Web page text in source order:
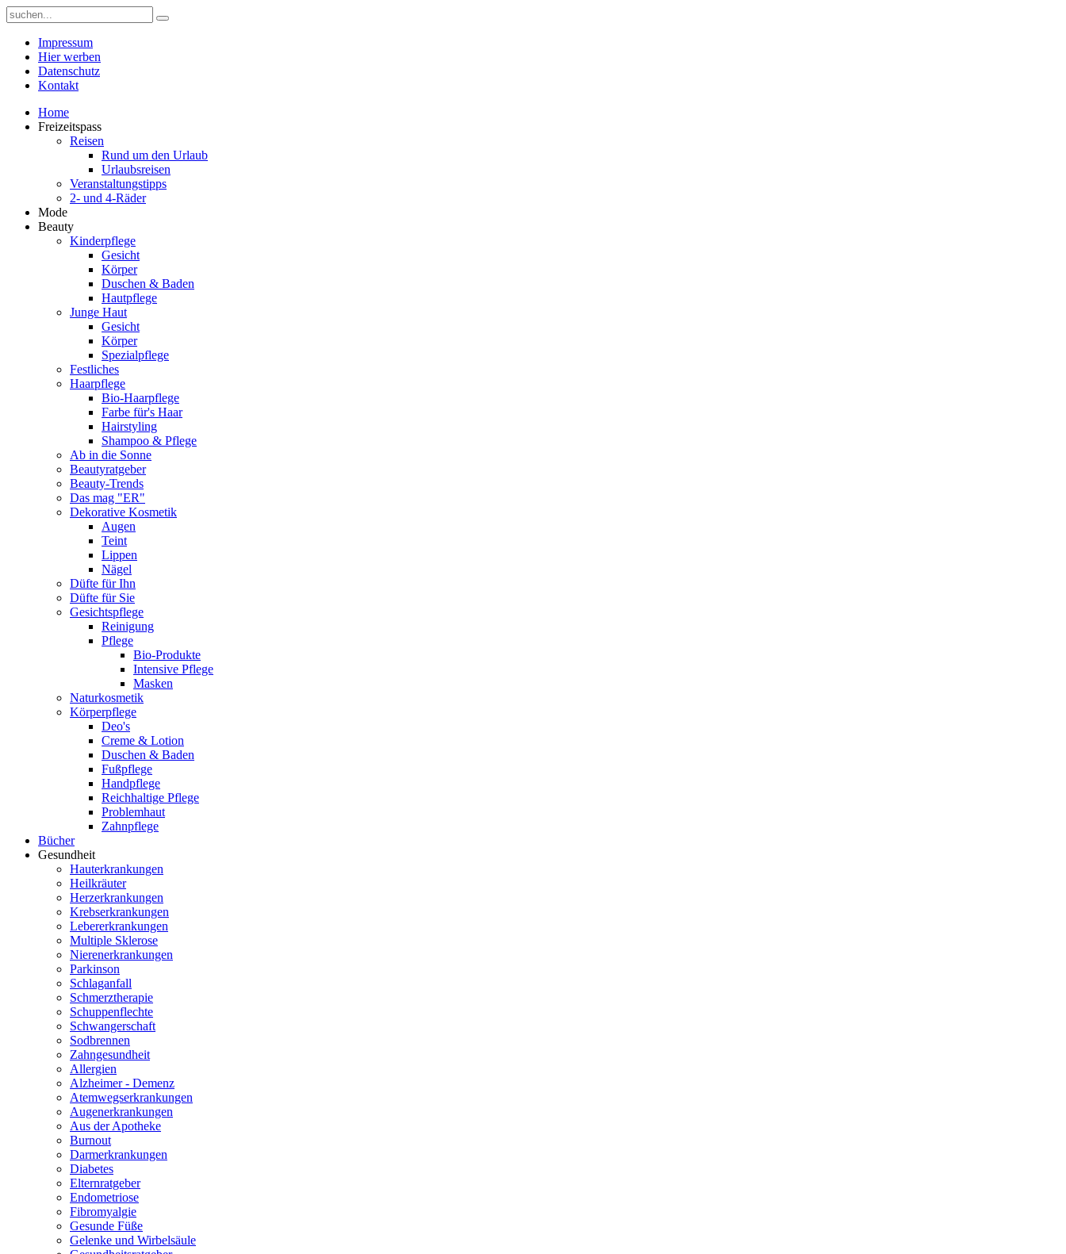
Impressum
Hier werben
Datenschutz
Kontakt
Home
Freizeitspass
Reisen
Rund um den Urlaub
Urlaubsreisen
Veranstaltungstipps
2- und 4-Räder
Mode
Beauty
Kinderpflege
Gesicht
Körper
Duschen & Baden
Hautpflege
Junge Haut
Gesicht
Körper
Spezialpflege
Festliches
Haarpflege
Bio-Haarpflege
Farbe für's Haar
Hairstyling
Shampoo & Pflege
Ab in die Sonne
Beautyratgeber
Beauty-Trends
Das mag "ER"
Dekorative Kosmetik
Augen
Teint
Lippen
Nägel
Düfte für Ihn
Düfte für Sie
Gesichtspflege
Reinigung
Pflege
Bio-Produkte
Intensive Pflege
Masken
Naturkosmetik
Körperpflege
Deo's
Creme & Lotion
Duschen & Baden
Fußpflege
Handpflege
Reichhaltige Pflege
Problemhaut
Zahnpflege
Bücher
Gesundheit
Hauterkrankungen
Heilkräuter
Herzerkrankungen
Krebserkrankungen
Lebererkrankungen
Multiple Sklerose
Nierenerkrankungen
Parkinson
Schlaganfall
Schmerztherapie
Schuppenflechte
Schwangerschaft
Sodbrennen
Zahngesundheit
Allergien
Alzheimer - Demenz
Atemwegserkrankungen
Augenerkrankungen
Aus der Apotheke
Burnout
Darmerkrankungen
Diabetes
Elternratgeber
Endometriose
Fibromyalgie
Gesunde Füße
Gelenke und Wirbelsäule